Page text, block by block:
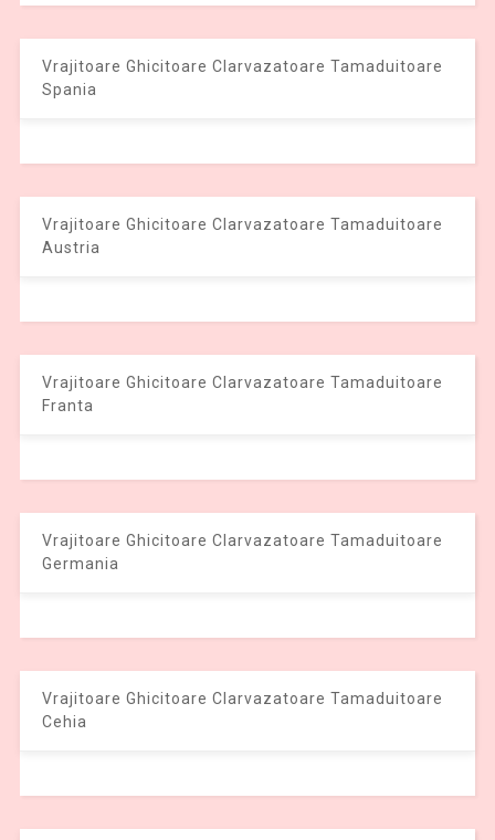
Vrajitoare Ghicitoare Clarvazatoare Tamaduitoare
Spania
Vrajitoare Ghicitoare Clarvazatoare Tamaduitoare
Austria
Vrajitoare Ghicitoare Clarvazatoare Tamaduitoare
Franta
Vrajitoare Ghicitoare Clarvazatoare Tamaduitoare
Germania
Vrajitoare Ghicitoare Clarvazatoare Tamaduitoare
Cehia